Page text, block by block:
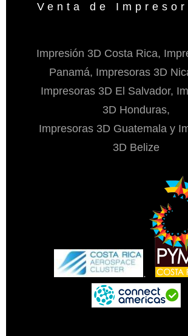
Venta de
Impresión 3D Costa Rica,
Panamá, Impresoras 3D
Impresoras 3D El Salvador,
3D Honduras,
Impresoras 3D Guatemala y
3D Belize
.